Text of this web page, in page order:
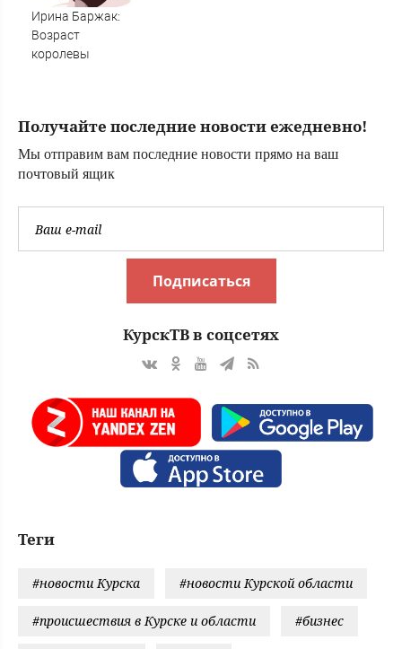
(The i Paper ,
Великобритания)
Ирина Баржак:
Возраст
королевы
Получайте последние новости ежедневно!
Мы отправим вам последние новости прямо на ваш
почтовый ящик
Подписаться
КурскТВ в соцсетях
Теги
#новости Курска #новости Курской области
#происшествия в Курске и области #бизнес